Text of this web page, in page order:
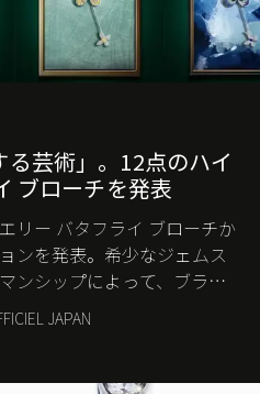
芸術」。12点のハイ
ブローチを発表
リー バタフライ ブローチか
ンを発表。希少なジェムス
ンシップによって、ブラン
たな生命を吹き込む。
JAPAN